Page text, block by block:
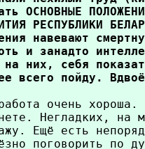
ОСНОВНЫЕ
РЕСПУБЛИКИ
навевают
и занадто
на них, себя
всего пойду.
очень
Негладких, на
Ещё есть
поговорить по